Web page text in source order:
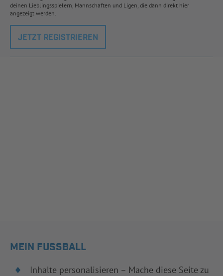
deinen Lieblingsspielern, Mannschaften und Ligen, die dann direkt hier
angezeigt werden.
JETZT REGISTRIEREN
MEIN FUSSBALL
Inhalte personalisieren – Mache diese Seite zu